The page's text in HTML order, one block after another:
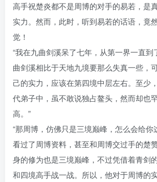
高手祝楚炎都不是周博的对手的易若，是
实力。然而，此时，听到易若的话语，竟
觉！
“我在九曲剑溪呆了七年，从第一界一直
曲剑溪相比于天地九境要那么失真一些，
己的实力，应该在第四境中层左右。至少
代弟子中，虽不敢说独占鳌头，然而却也
高。”
“那周博，仿佛只是三境巅峰，怎么会给你
看过了周博资料，甚至和周博交过手的楚
身的修为也是三境巅峰，不过凭借着青剑
和四境高手战一战。所以，他对于周博的